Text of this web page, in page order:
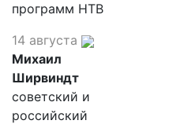
программ НТВ
14 августа
Михаил
Ширвиндт
советский и
российский